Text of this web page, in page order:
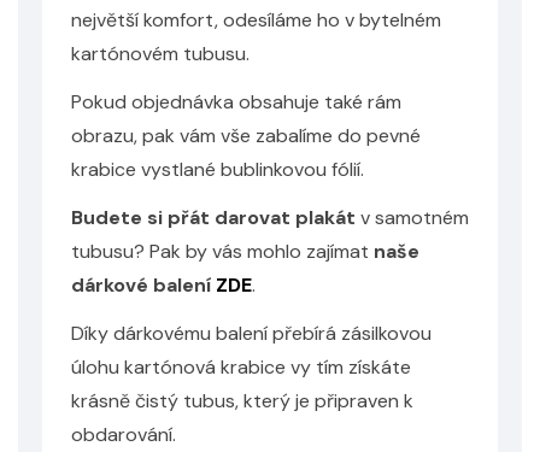
největší komfort, odesíláme ho v bytelném
kartónovém tubusu.
Pokud objednávka obsahuje také rám
obrazu, pak vám vše zabalíme do pevné
krabice vystlané bublinkovou fólií.
Budete si přát darovat plakát v samotném
tubusu? Pak by vás mohlo zajímat naše
dárkové balení ZDE.
Díky dárkovému balení přebírá zásilkovou
úlohu kartónová krabice vy tím získáte
krásně čistý tubus, který je připraven k
obdarování.
Odeslat
Powered by chaterimo